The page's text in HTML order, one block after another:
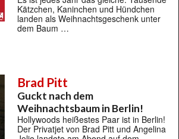
Kätzchen, Kaninchen und Hündchen
landen als Weihnachtsgeschenk unter
dem Baum …
Brad Pitt
Guckt nach dem
Weihnachtsbaum in Berlin!
Hollywoods heißestes Paar ist in Berlin!
Der Privatjet von Brad Pitt und Angelina